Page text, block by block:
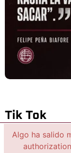
Tik Tok
Algo ha salido